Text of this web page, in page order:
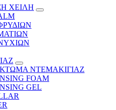
ΧΕΙΛΗ
ΝΤΕΜΑΚΙΓΙΑΖ
FOAM
GEL